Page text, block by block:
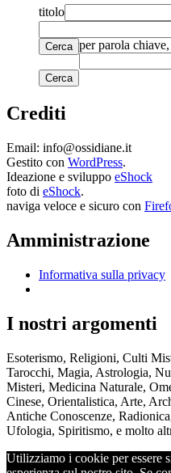
titolo
Cerca per parola
Crediti
Email: info@ossidiane.it
Gestito con WordPress.
Ideazione e sviluppo eShock
foto di eShock.
naviga veloce e sicuro con
Amministrazione
Informativa sulla privacy
I nostri argomenti
Esoterismo, Religioni, Culti
Tarocchi, Magia, Astrologia,
Misteri, Medicina Naturale,
Cinese, Orientalistica, Arte,
Antiche Conoscenze,
Ufologia, Spiritismo, e molto
Utilizziamo i cookie per essere